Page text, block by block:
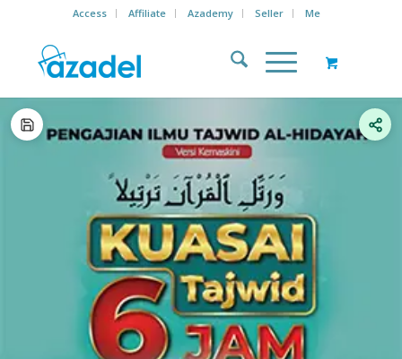
Access Affiliate Azademy Seller Me